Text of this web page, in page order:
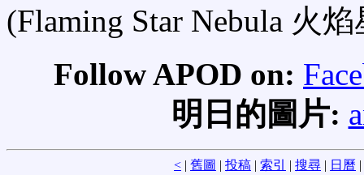
(Flaming Star Nebula 火
Follow APOD on:
明日的圖片:
< | 舊圖 | 投稿 | 索引 | 搜尋 | 日曆 |